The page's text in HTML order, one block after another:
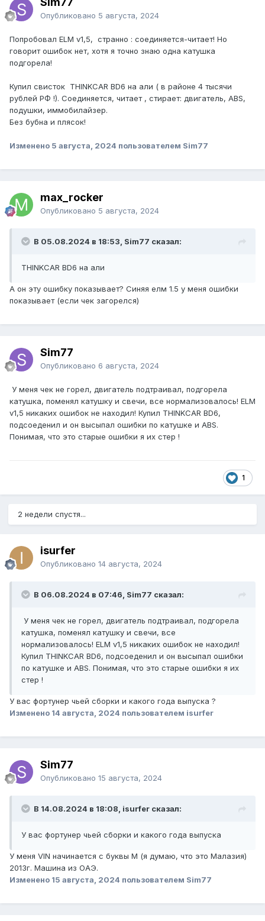
Опубликовано 5 августа, 2024
Попробовал ELM v1,5, странно : соединяется-читает! Но
говорит ошибок нет, хотя я точно знаю одна катушка
подгорела!
Купил свисток THINKCAR BD6 на али ( в районе 4 тысячи
рублей РФ !). Соединяется, читает , стирает: двигатель, ABS,
подушки, иммобилайзер.
Без бубна и плясок!
Изменено 5 августа, 2024 пользователем Sim77
max_rocker
Опубликовано 5 августа, 2024
В 05.08.2024 в 18:53, Sim77 сказал:
THINKCAR BD6 на али
А он эту ошибку показывает? Синяя елм 1.5 у меня ошибки
показывает (если чек загорелся)
Sim77
Опубликовано 6 августа, 2024
У меня чек не горел, двигатель подтраивал, подгорела
катушка, поменял катушку и свечи, все нормализовалось! ELM
v1,5 никаких ошибок не находил! Купил THINKCAR BD6,
подсоеденил и он высыпал ошибки по катушке и ABS.
Понимая, что это старые ошибки я их стер !
1
2 недели спустя...
isurfer
Опубликовано 14 августа, 2024
В 06.08.2024 в 07:46, Sim77 сказал:
У меня чек не горел, двигатель подтраивал, подгорела
катушка, поменял катушку и свечи, все
нормализовалось! ELM v1,5 никаких ошибок не находил!
Купил THINKCAR BD6, подсоеденил и он высыпал ошибки
по катушке и ABS. Понимая, что это старые ошибки я их
стер !
У вас фортунер чьей сборки и какого года выпуска ?
Изменено 14 августа, 2024 пользователем isurfer
Sim77
Опубликовано 15 августа, 2024
В 14.08.2024 в 18:08, isurfer сказал:
У вас фортунер чьей сборки и какого года выпуска
У меня VIN начинается с буквы M (я думаю, что это Малазия)
2013г. Машина из ОАЭ.
Изменено 15 августа, 2024 пользователем Sim77